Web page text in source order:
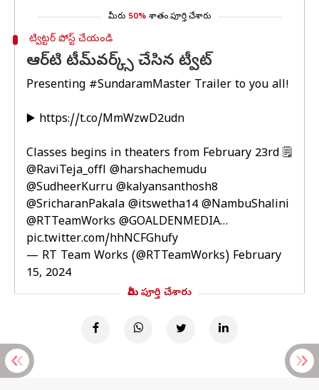
మీరు 50% శాతం పూర్తి చేశారు
ట్విట్టర్ పోస్ట్ చేయండి
ఆర్‌టి టీమ్‌వర్క్స్‌ చేసిన ట్వీట్
Presenting #SundaramMaster Trailer to you all!
▶️ https://t.co/MmWzwD2udn
Classes begins in theaters from February 23rd 🗒️
@RaviTeja_offl @harshachemudu
@SudheerKurru @kalyansanthosh8
@SricharanPakala @itswetha14 @NambuShalini
@RTTeamWorks @GOALDENMEDIA…
pic.twitter.com/hhNCFGhufy
— RT Team Works (@RTTeamWorks) February
15, 2024
మీరు పూర్తి చేశారు